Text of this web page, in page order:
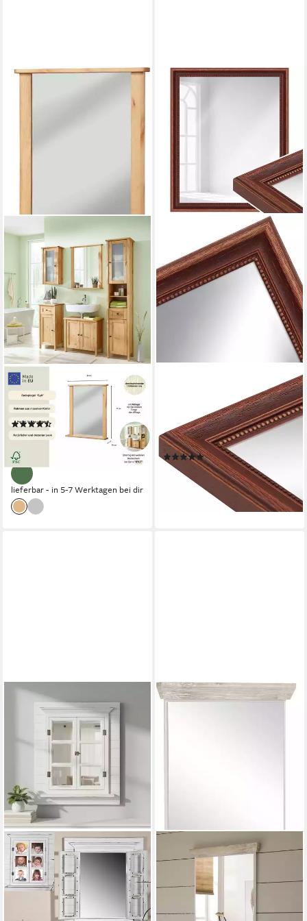
WELLTIME
Badspiegel Sylt, Spiegel,
Breite 65 cm
59,99 € UVP117,99 €
-49%
lieferbar - in 5-7 Werktagen bei dir
Wandspiegel H390, Landhaus
Spiegel Braun 46x56 cm,
Wandspiegel,
Ganzkörperspiegel Groß
(3)
ab 71,99 €
lieferbar - in 3-4 Werktagen bei dir
+1